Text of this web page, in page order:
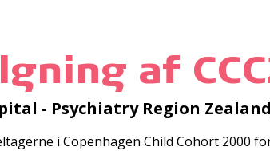
af
- Psychiatry Region
i Copenhagen Child Cohort 2000